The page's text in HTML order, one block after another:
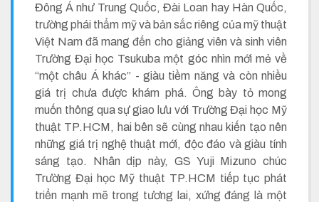
Đông Á như Trung Quốc, Đài Loan hay Hàn Quốc,
trường phái thẩm mỹ và bản sắc riêng của mỹ thuật
Việt Nam đã mang đến cho giảng viên và sinh viên
Trường Đại học Tsukuba một góc nhìn mới mẻ về
“một châu Á khác” - giàu tiềm năng và còn nhiều
giá trị chưa được khám phá. Ông bày tỏ mong
muốn thông qua sự giao lưu với Trường Đại học Mỹ
thuật TP.HCM, hai bên sẽ cùng nhau kiến tạo nên
những giá trị nghệ thuật mới, độc đáo và giàu tính
sáng tạo. Nhân dịp này, GS Yuji Mizuno chúc
Trường Đại học Mỹ thuật TP.HCM tiếp tục phát
triển mạnh mẽ trong tương lai, xứng đáng là một